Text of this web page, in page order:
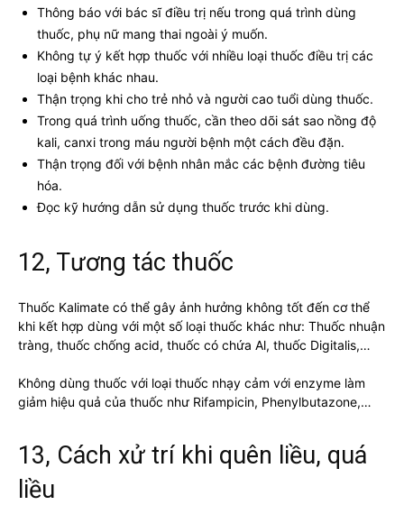
Thông báo với bác sĩ điều trị nếu trong quá trình dùng
thuốc, phụ nữ mang thai ngoài ý muốn.
Không tự ý kết hợp thuốc với nhiều loại thuốc điều trị các
loại bệnh khác nhau.
Thận trọng khi cho trẻ nhỏ và người cao tuổi dùng thuốc.
Trong quá trình uống thuốc, cần theo dõi sát sao nồng độ
kali, canxi trong máu người bệnh một cách đều đặn.
Thận trọng đối với bệnh nhân mắc các bệnh đường tiêu
hóa.
Đọc kỹ hướng dẫn sử dụng thuốc trước khi dùng.
12, Tương tác thuốc
Thuốc Kalimate có thể gây ảnh hưởng không tốt đến cơ thể
khi kết hợp dùng với một số loại thuốc khác như: Thuốc nhuận
tràng, thuốc chống acid, thuốc có chứa Al, thuốc Digitalis,…
Không dùng thuốc với loại thuốc nhạy cảm với enzyme làm
giảm hiệu quả của thuốc như Rifampicin, Phenylbutazone,…
13, Cách xử trí khi quên liều, quá
liều